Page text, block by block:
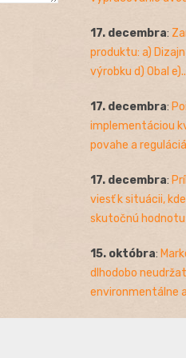
17. decembra:
produktu: a)
výrobku d) Obal
17. decembra:
implementáciou
povahe a
17. decembra:
viesť k situácii,
skutočnú hodnotu
15. októbra:
dlhodobo
environmentálne